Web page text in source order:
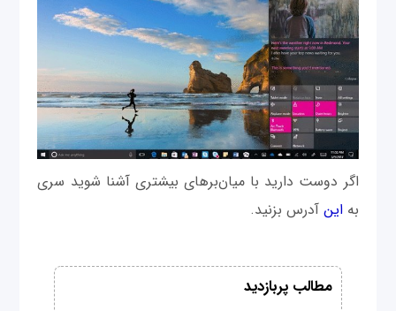
اگر دوست دارید با میان‌برهای بیشتری آشنا شوید سری
بهاین آدرس بزنید.
مطالب پربازدید